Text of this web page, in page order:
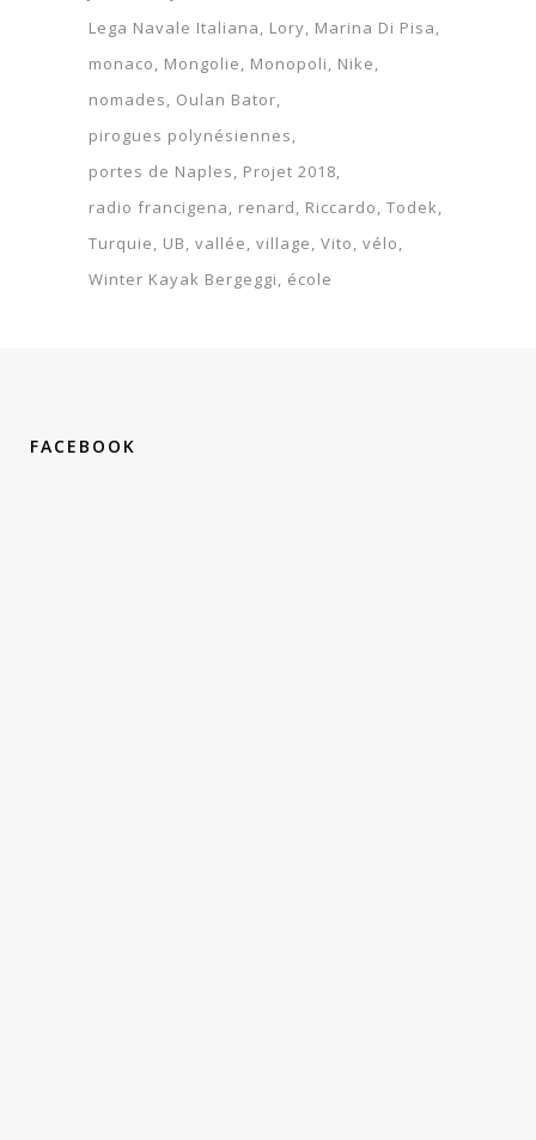
Lega Navale Italiana
Lory Marina Di Pisa
monaco
Mongolie Monopoli
Nike
nomades
Oulan Bator
pirogues polynésiennes
portes de Naples
Projet 2018
radio francigena
renard Riccardo Todek
Turquie
UB vallée village Vito vélo
Winter Kayak Bergeggi
école
FACEBOOK